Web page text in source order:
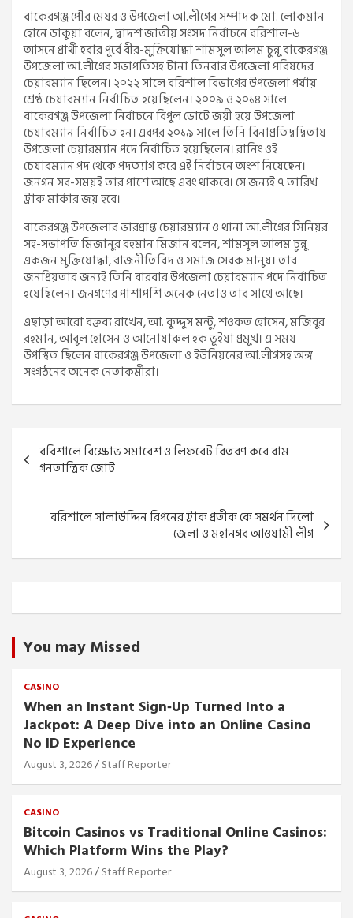
বাকেরগঞ্জ পৌর মেয়র ও উপজেলা আ.লীগের সম্পাদক মো. লোকমান
হোনে ডাকুয়া বলেন, দ্বাদশ জাতীয় সংসদ নির্বাচনে বরিশাল-৬
আসনে প্রার্থী হবার পূর্বে বীর-মুক্তিযোদ্ধা শামসুল আলম চুন্নু বাকেরগঞ্জ
উপজেলা আ.লীগের সভাপতিসহ টানা তিনবার উপজেলা পরিষদের
চেয়ারম্যান ছিলেন। ২০২২ সালে বরিশাল বিভাগের উপজেলা পর্যায়
শ্রেষ্ঠ চেয়ারম্যান নির্বাচিত হয়েছিলেন। ২০০৯ ও ২০১৪ সালে
বাকেরগঞ্জ উপজেলা নির্বাচনে বিপুল ভোটে জয়ী হয়ে উপজেলা
চেয়ারম্যান নির্বাচিত হন। এরপর ২০১৯ সালে তিনি বিনাপ্রতিদ্বদ্বিতায়
উপজেলা চেয়ারম্যান পদে নির্বাচিত হয়েছিলেন। রানিং ওই
চেয়ারম্যান পদ থেকে পদত্যাগ করে এই নির্বাচনে অংশ নিয়েছেন।
জনগন সব-সময়ই তার পাশে আছে এবং থাকবে। সে জন্যই ৭ তারিখ
ট্রাক মার্কার জয় হবে।
বাকেরগঞ্জ উপজেলার ভারপ্রাপ্ত চেয়ারম্যান ও থানা আ.লীগের সিনিয়র
সহ-সভাপতি মিজানুর রহমান মিজান বলেন, শামসুল আলম চুন্নু
একজন মুক্তিযোদ্ধা, রাজনীতিবিদ ও সমাজ সেবক মানুষ। তার
জনপ্রিয়তার জন্যই তিনি বারবার উপজেলা চেয়ারম্যান পদে নির্বাচিত
হয়েছিলেন। জনগণের পাশাপশি অনেক নেতাও তার সাথে আছে।
এছাড়া আরো বক্তব্য রাখেন, আ. কুদ্দুস মন্টু, শওকত হোসেন, মজিবুর
রহমান, আবুল হোসেন ও আনোয়ারুল হক ভূইয়া প্রমুখ। এ সময়
উপস্থিত ছিলেন বাকেরগঞ্জ উপজেলা ও ইউনিয়নের আ.লীগসহ অঙ্গ
সংগঠনের অনেক নেতাকর্মীরা।
Post
navigation
বরিশালে বিক্ষোভ সমাবেশ ও লিফরেট বিতরণ করে বাম
গনতান্ত্রিক জোট
বরিশালে সালাউদ্দিন রিপনের ট্রাক প্রতীক কে সমর্থন দিলো
জেলা ও মহানগর আওয়ামী লীগ
You may Missed
CASINO
When an Instant Sign‑Up Turned Into a
Jackpot: A Deep Dive into an Online Casino
No ID Experience
August 3, 2026 Staff Reporter
CASINO
Bitcoin Casinos vs Traditional Online Casinos:
Which Platform Wins the Play?
August 3, 2026 Staff Reporter